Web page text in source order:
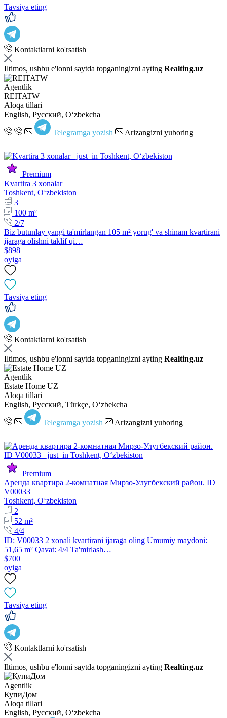
Tavsiya eting
Kontaktlarni ko'rsatish
Iltimos, ushbu e'lonni saytda topganingizni ayting Realting.uz
Agentlik
REITATW
Aloqa tillari
English, Русский, Oʻzbekcha
Telegramga yozish Arizangizni yuboring
Premium
Kvartira 3 xonalar
Toshkent, Oʻzbekiston
3
100 m²
2/7
Biz butunlay yangi ta'mirlangan 105 m² yorug' va shinam kvartirani
ijaraga olishni taklif qi…
$898
oyiga
Tavsiya eting
Kontaktlarni ko'rsatish
Iltimos, ushbu e'lonni saytda topganingizni ayting Realting.uz
Agentlik
Estate Home UZ
Aloqa tillari
English, Русский, Türkçe, Oʻzbekcha
Telegramga yozish Arizangizni yuboring
Premium
Аренда квартира 2-комнатная Мирзо-Улугбекский район. ID
V00033
Toshkent, Oʻzbekiston
2
52 m²
4/4
ID: V00033 2 xonali kvartirani ijaraga oling Umumiy maydoni:
51,65 m² Qavat: 4/4 Ta'mirlash…
$700
oyiga
Tavsiya eting
Kontaktlarni ko'rsatish
Iltimos, ushbu e'lonni saytda topganingizni ayting Realting.uz
Agentlik
КупиДом
Aloqa tillari
English, Русский, Oʻzbekcha